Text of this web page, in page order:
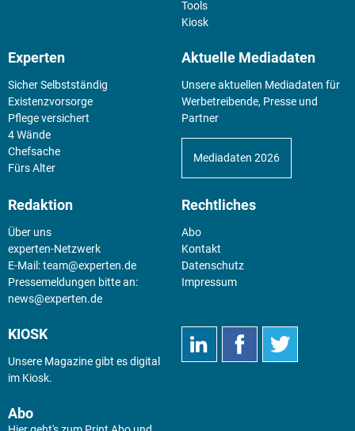
Tools
Kiosk
Experten
Sicher Selbstständig
Existenz­vorsorge
Pflege versichert
4 Wände
Chefsache
Fürs Alter
Aktuelle Mediadaten
Unsere aktuellen Mediadaten für
Werbetreibende, Presse und
Partner
Mediadaten 2026
Redaktion
Über uns
experten-Netzwerk
E-Mail:team@experten.de
Pressemeldungen bitte an:
news@experten.de
Rechtliches
Abo
Kontakt
Datenschutz
Impressum
KIOSK
Unsere Magazine gibt es digital
im Kiosk.
Abo